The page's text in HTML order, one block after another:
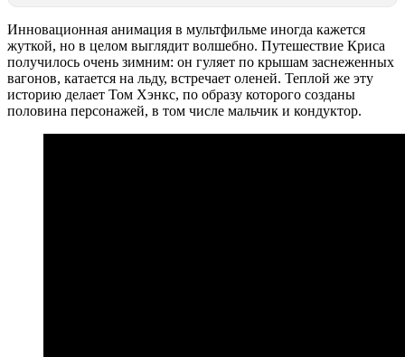
Инновационная анимация в мультфильме иногда кажется
жуткой, но в целом выглядит волшебно. Путешествие Криса
получилось очень зимним: он гуляет по крышам заснеженных
вагонов, катается на льду, встречает оленей. Теплой же эту
историю делает Том Хэнкс, по образу которого созданы
половина персонажей, в том числе мальчик и кондуктор.